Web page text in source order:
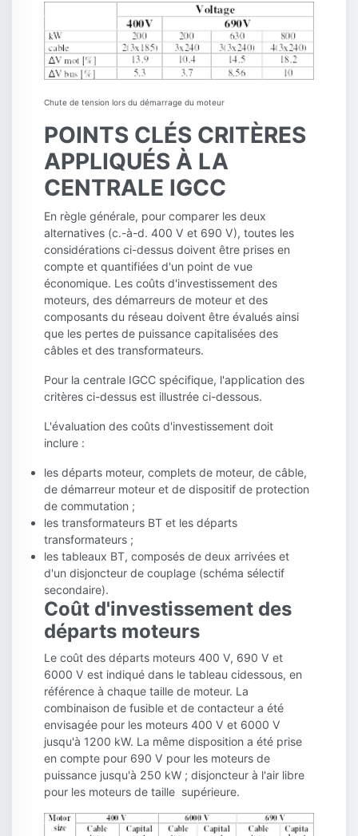
Chute de tension lors du démarrage du moteur
POINTS CLÉS CRITÈRES
APPLIQUÉS À LA
CENTRALE IGCC
En règle générale, pour comparer les deux
alternatives (c.-à-d. 400 V et 690 V), toutes les
considérations ci-dessus doivent être prises en
compte et quantifiées d'un point de vue
économique. Les coûts d'investissement des
moteurs, des démarreurs de moteur et des
composants du réseau doivent être évalués ainsi
que les pertes de puissance capitalisées des
câbles et des transformateurs.
Pour la centrale IGCC spécifique, l'application des
critères ci-dessus est illustrée ci-dessous.
L'évaluation des coûts d'investissement doit
inclure :
les départs moteur, complets de moteur, de câble,
de démarreur moteur et de dispositif de protection
de commutation ;
les transformateurs BT et les départs
transformateurs ;
les tableaux BT, composés de deux arrivées et
d'un disjoncteur de couplage (schéma sélectif
secondaire).
Coût d'investissement des
départs moteurs
Le coût des départs moteurs 400 V, 690 V et
6000 V est indiqué dans le tableau cidessous, en
référence à chaque taille de moteur. La
combinaison de fusible et de contacteur a été
envisagée pour les moteurs 400 V et 6000 V
jusqu'à 1200 kW. La même disposition a été prise
en compte pour 690 V pour les moteurs de
puissance jusqu'à 250 kW ; disjoncteur à l'air libre
pour les moteurs de taille supérieure.